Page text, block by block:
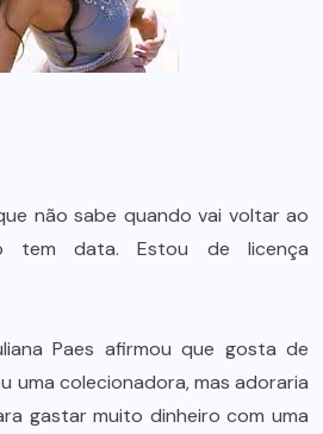
não sabe quando vai voltar ao
tem data. Estou de licença
Paes afirmou que gosta de
uma colecionadora, mas adoraria
gastar muito dinheiro com uma